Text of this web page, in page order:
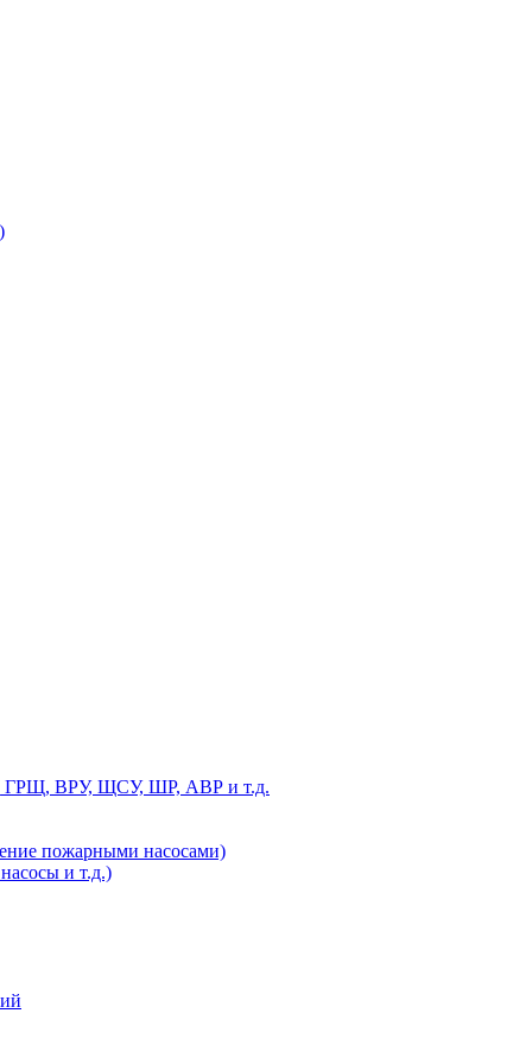
ГРЩ, ВРУ, ЩСУ, ШР, АВР и т.д.
пожарными насосами)
и т.д.)